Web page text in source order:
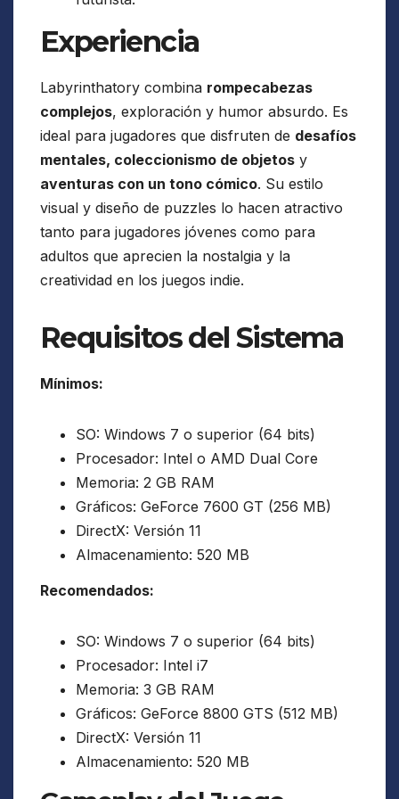
Experiencia
Labyrinthatory combina rompecabezas
complejos, exploración y humor absurdo. Es
ideal para jugadores que disfruten de desafíos
mentales, coleccionismo de objetos y
aventuras con un tono cómico. Su estilo
visual y diseño de puzzles lo hacen atractivo
tanto para jugadores jóvenes como para
adultos que aprecien la nostalgia y la
creatividad en los juegos indie.
Requisitos del Sistema
Mínimos:
SO: Windows 7 o superior (64 bits)
Procesador: Intel o AMD Dual Core
Memoria: 2 GB RAM
Gráficos: GeForce 7600 GT (256 MB)
DirectX: Versión 11
Almacenamiento: 520 MB
Recomendados:
SO: Windows 7 o superior (64 bits)
Procesador: Intel i7
Memoria: 3 GB RAM
Gráficos: GeForce 8800 GTS (512 MB)
DirectX: Versión 11
Almacenamiento: 520 MB